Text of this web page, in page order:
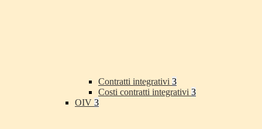
Contratti integrativi 3
Costi contratti integrativi 3
OIV 3